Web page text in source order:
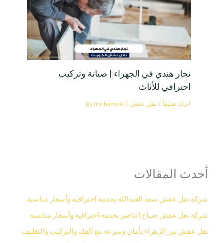
نجار هندي في الجهراء | صيانة وتركيب
احترافي للأثاث
اترك تعليقاً /نقل عفش/ By
mohamed
المقالات
عفش سعد العبدالله بخدمة احترافية وأسعار مناسبة
عفش صباح الناصر بخدمة احترافية وأسعار مناسبة
نور الزهراء بأمان وسرعة مع الفك والتركيب والتغليف